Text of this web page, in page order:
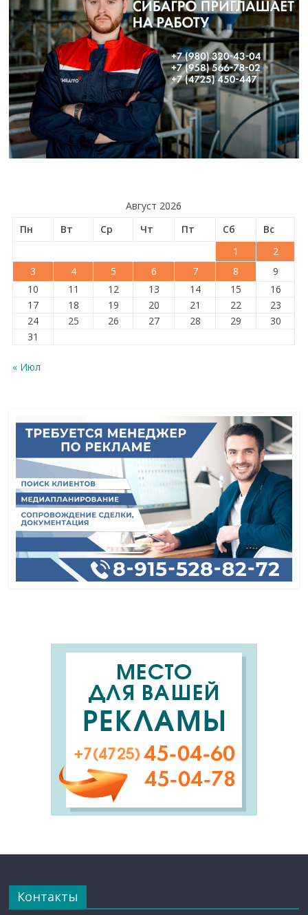
Август 2026
Пн
Вт Ср Чт Пт Сб
Вс
1
2
3
4 5 6 7 8
9
10
11 12 13 14 15
16
17
18 19 20 21 22
23
24
25 26 27 28 29
30
31
« Июл
Контакты